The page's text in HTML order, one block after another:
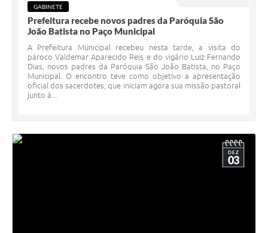
GABINETE
Prefeitura recebe novos padres da Paróquia São
João Batista no Paço Municipal
A Prefeitura Municipal recebeu nesta tarde, a visita do
pároco Valdemar Aparecido Reis e do vigário Luiz Fernando
Dias, novos padres da Paróquia São João Batista, no Paço
Municipal. O encontro teve como objetivo a apresentação
oficial dos sacerdotes, que iniciam agora sua missão pastoral
junto à...
DEZ
03